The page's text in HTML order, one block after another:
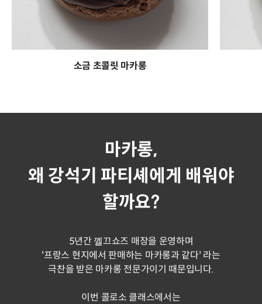
소금 초콜릿 마카롱
마카롱,
왜 강석기 파티셰에게 배워야
할까요?
5년간 껠끄쇼즈 매장을 운영하며
'프랑스 현지에서 판매하는 마카롱과 같다' 라는
극찬을 받은 마카롱 전문가이기 때문입니다.
이번 콜로소 클래스에서는